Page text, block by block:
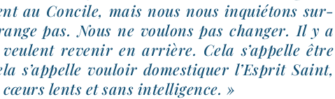
au Concile, mais nous nous inquié­tons sur­
pas. Nous ne vou­lons pas chan­ger. Il y a
reve­nir en arrière. Cela s’ap­pelle être
s’ap­pelle vou­loir domes­ti­quer l’Esprit Saint,
cœurs lents et sans intelligence. »